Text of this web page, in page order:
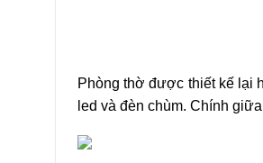
Phòng thờ được thiết kế lại
led và đèn chùm. Chính